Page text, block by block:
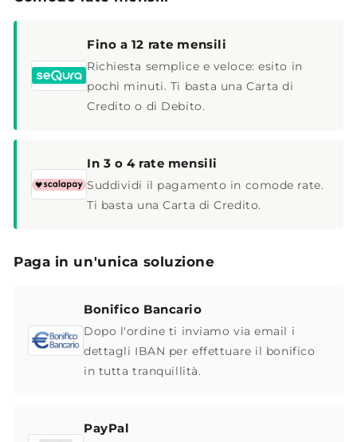
Fino a 12 rate mensili
Richiesta semplice e veloce: esito in
pochi minuti. Ti basta una Carta di
Credito o di Debito.
In 3 o 4 rate mensili
Suddividi il pagamento in comode rate.
Ti basta una Carta di Credito.
Paga in un'unica soluzione
Bonifico Bancario
Dopo l'ordine ti inviamo via email i
dettagli IBAN per effettuare il bonifico
in tutta tranquillità.
PayPal